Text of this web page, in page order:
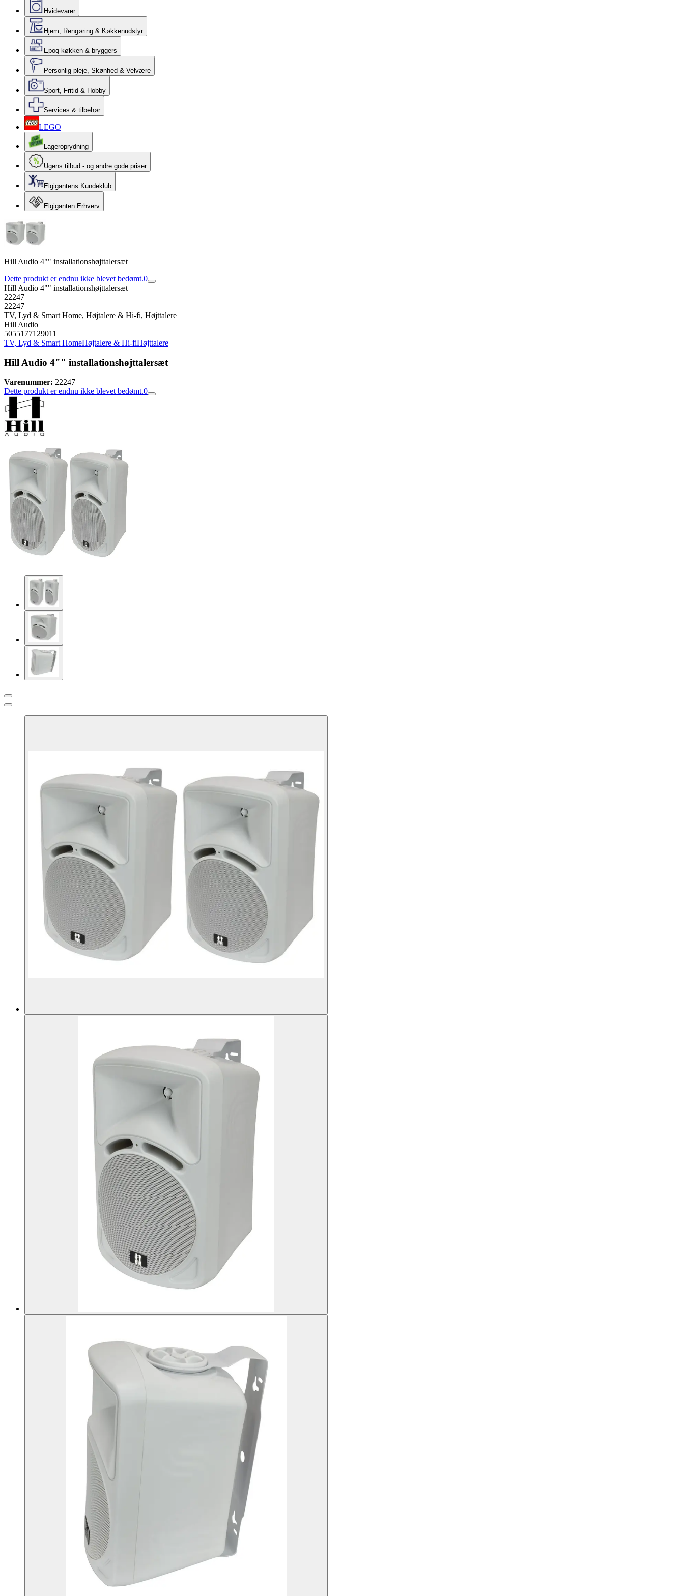
Hvidevarer
Hjem, Rengøring & Køkkenudstyr
Epoq køkken & bryggers
Personlig pleje, Skønhed & Velvære
Sport, Fritid & Hobby
Services & tilbehør
LEGO
Lageroprydning
Ugens tilbud - og andre gode priser
Elgigantens Kundeklub
Elgiganten Erhverv
Hill Audio 4"" installationshøjttalersæt
Dette produkt er endnu ikke blevet bedømt.0
Hill Audio 4"" installationshøjttalersæt
22247
22247
TV, Lyd & Smart Home, Højtalere & Hi-fi, Højttalere
Hill Audio
5055177129011
TV, Lyd & Smart HomeHøjtalere & Hi-fiHøjttalere
Hill Audio 4"" installationshøjttalersæt
Varenummer: 22247
Dette produkt er endnu ikke blevet bedømt.0